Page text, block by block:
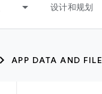
设计和规划
APP DATA AND